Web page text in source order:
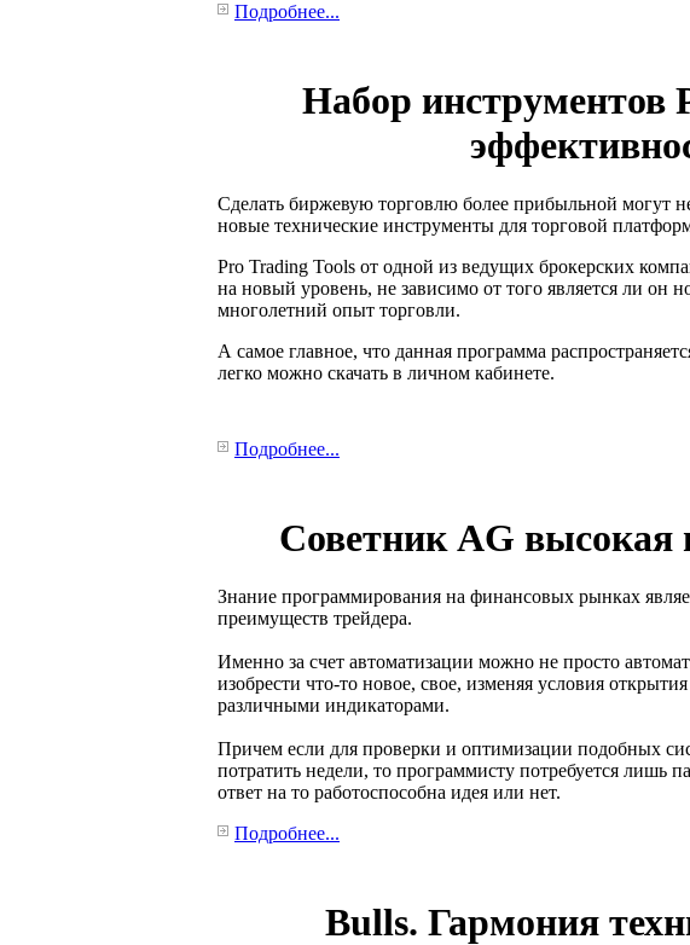
Подробнее...
Набор инструментов
Сделать биржевую торговлю более прибыльной могут
новые технические инструменты для торговой
Pro Trading Tools от одной из ведущих брокерских
на новый уровень, не зависимо от того является ли он
многолетний опыт торговли.
А самое главное, что данная программа
легко можно скачать в личном кабинете.
Подробнее...
Советник AG высокая
Знание программирования на финансовых рынках
преимуществ трейдера.
Именно за счет автоматизации можно не просто
изобрести что-то новое, свое, изменяя условия
различными индикаторами.
Причем если для проверки и оптимизации подобных
потратить недели, то программисту потребуется лишь
ответ на то работоспособна идея или нет.
Подробнее...
Bulls. Гармония